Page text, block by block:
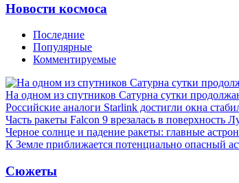
Новости космоса
Последние
Популярные
Комментируемые
На одном из спутников Сатурна сутки
Российские аналоги Starlink достигли окна
Часть ракеты Falcon 9 врезалась в
Черное солнце и падение ракеты: главные
К Земле приближается потенциально опасный
Сюжеты